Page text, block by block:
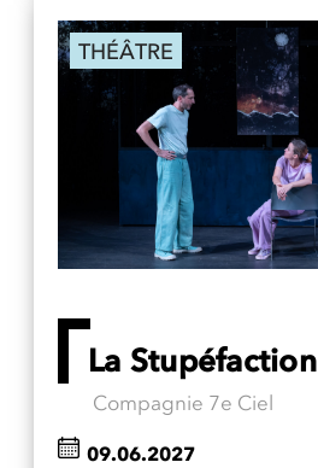
THÉÂTRE
La Stupéfaction
Compagnie 7e Ciel
09.06.2027